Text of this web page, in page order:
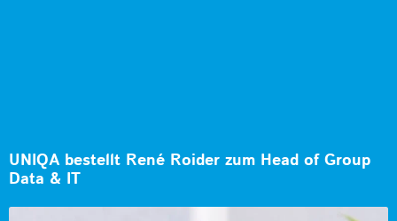
UNIQA bestellt René Roider zum Head of Group
Data & IT